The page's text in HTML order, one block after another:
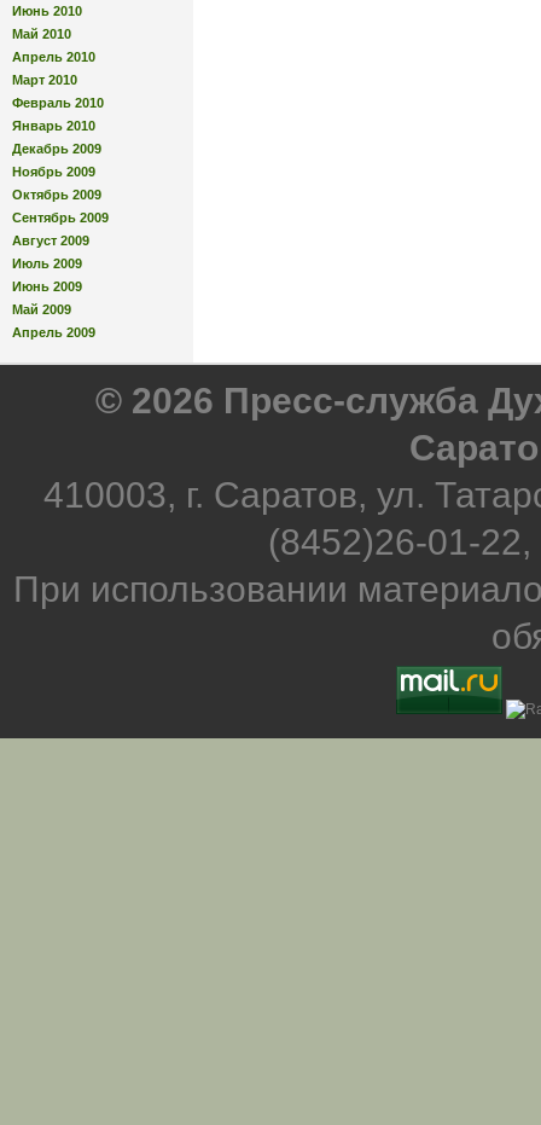
Июнь 2010
Май 2010
Апрель 2010
Март 2010
Февраль 2010
Январь 2010
Декабрь 2009
Ноябрь 2009
Октябрь 2009
Сентябрь 2009
Август 2009
Июль 2009
Июнь 2009
Май 2009
Апрель 2009
© 2026 Пресс-служба
410003, г. Саратов, ул.
(8452)26-01-
При использовании